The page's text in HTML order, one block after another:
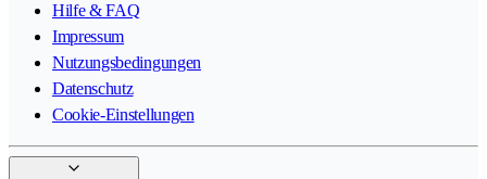
Hilfe & FAQ
Impressum
Nutzungsbedingungen
Datenschutz
Cookie-Einstellungen